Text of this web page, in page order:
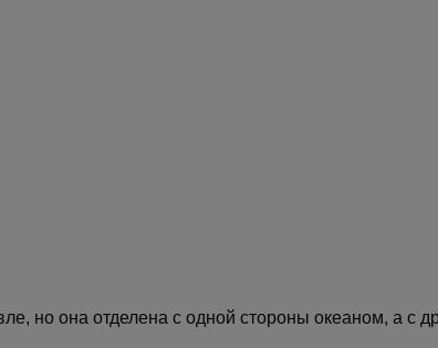
но она отделена с одной стороны океаном, а